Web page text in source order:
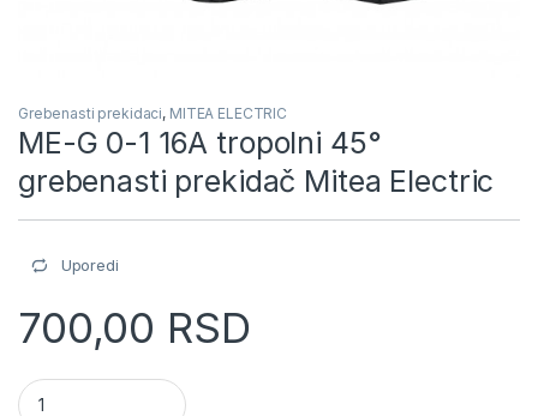
Grebenasti prekidaci, MITEA ELECTRIC
ME-G 0-1 16A tropolni 45°
grebenasti prekidač Mitea Electric
Uporedi
700,00 RSD
ME-G 0-1 16A tropolni 45° grebenasti prekidač Mitea Electric